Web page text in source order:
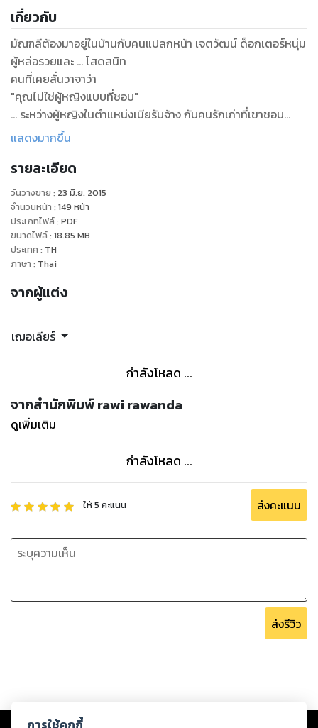
เกี่ยวกับ
มัณฑลีต้องมาอยู่ในบ้านกับคนแปลกหน้า เจตวัฒน์ ด็อกเตอร์หนุ่ม
ผู้หล่อรวยและ ... โสดสนิท
คนที่เคยลั่นวาจาว่า
"คุณไม่ใช่ผู้หญิงแบบที่ชอบ"
... ระหว่างผู้หญิงในตำแหน่งเมียรับจ้าง กับคนรักเก่าที่เขาชอบ
เจตวัฒน์จะเลือกใคร
แสดงมากขึ้น
รายละเอียด
วันวางขาย : 23 มิ.ย. 2015
จำนวนหน้า : 149 หน้า
ประเภทไฟล์: PDF
ขนาดไฟล์: 18.85 MB
ประเทศ: TH
ภาษา : Thai
จากผู้แต่ง
เฌอเลียร์
กำลังโหลด ...
จากสำนักพิมพ์ rawi rawanda
ดูเพิ่มเติม
กำลังโหลด ...
ให้5 คะแนน ส่งคะแนน
ส่งรีวิว
Copyright © 2026